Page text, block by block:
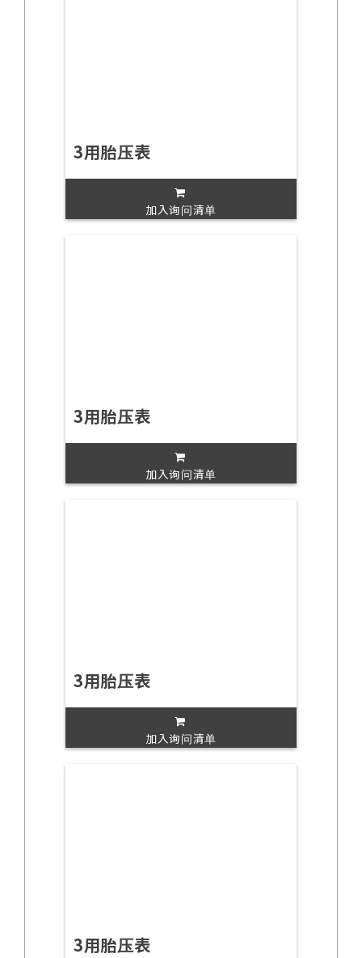
3用胎压表
加入询问清单
3用胎压表
加入询问清单
3用胎压表
加入询问清单
3用胎压表